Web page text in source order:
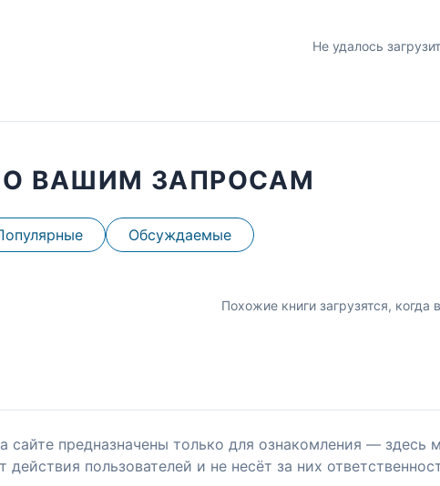
Не удалось
ВАШИМ ЗАПРОСАМ
Обсуждаемые
Похожие книги загрузятся, когда
сайте предназначены только для ознакомления —
действия пользователей и не несёт за них